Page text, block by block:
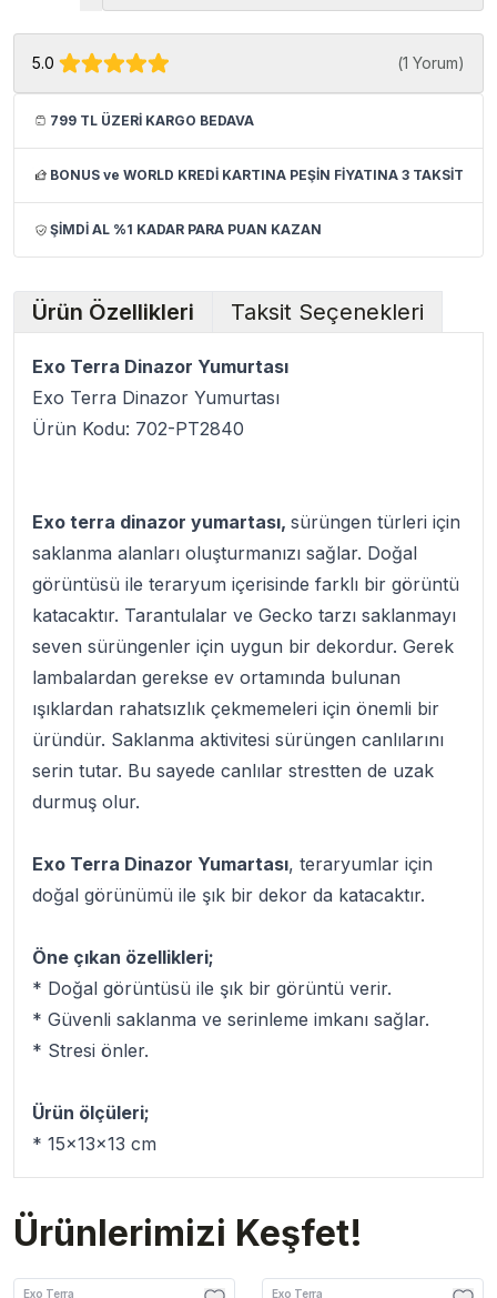
5.0 (1 Yorum)
799 TL ÜZERİ KARGO BEDAVA
BONUS ve WORLD KREDİ KARTINA PEŞİN FİYATINA 3 TAKSİT
ŞİMDİ AL %1 KADAR PARA PUAN KAZAN
Ürün Özellikleri Taksit Seçenekleri
Exo Terra Dinazor Yumurtası
Exo Terra Dinazor Yumurtası
Ürün Kodu: 702-PT2840
Exo terra dinazor yumartası, sürüngen türleri için
saklanma alanları oluşturmanızı sağlar. Doğal
görüntüsü ile teraryum içerisinde farklı bir görüntü
katacaktır. Tarantulalar ve Gecko tarzı saklanmayı
seven sürüngenler için uygun bir dekordur. Gerek
lambalardan gerekse ev ortamında bulunan
ışıklardan rahatsızlık çekmemeleri için önemli bir
üründür. Saklanma aktivitesi sürüngen canlılarını
serin tutar. Bu sayede canlılar strestten de uzak
durmuş olur.
Exo Terra Dinazor Yumartası, teraryumlar için
doğal görünümü ile şık bir dekor da katacaktır.
Öne çıkan özellikleri;
* Doğal görüntüsü ile şık bir görüntü verir.
* Güvenli saklanma ve serinleme imkanı sağlar.
* Stresi önler.
Ürün ölçüleri;
* 15x13x13 cm
Ürünlerimizi Keşfet!
Exo Terra Exo Terra